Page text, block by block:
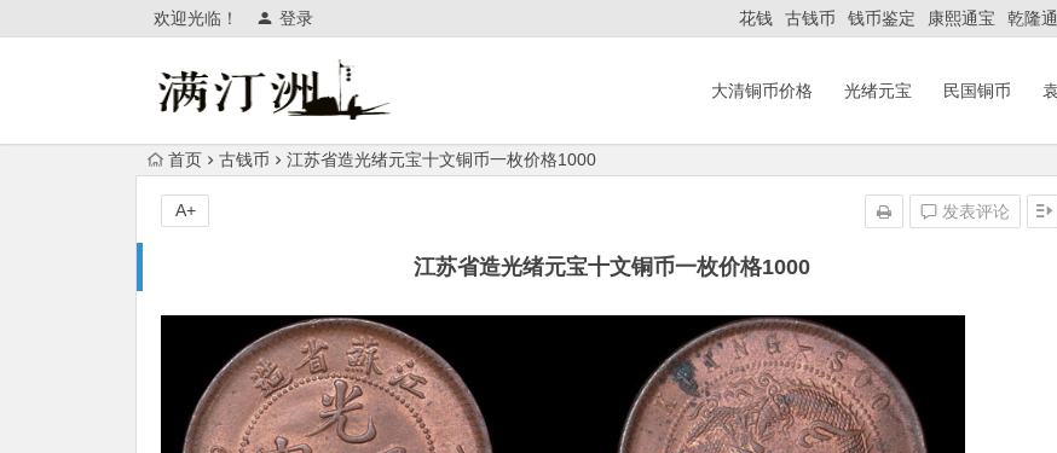
欢迎光临！ 登录 花钱 古钱币 钱币鉴定 康熙通宝 乾隆
大清铜币价格 光绪元宝 民国铜币
首页 古钱币 江苏省造光绪元宝十文铜币一枚价格1000
江苏省造光绪元宝十文铜币一枚价格1000
发表评论
A+